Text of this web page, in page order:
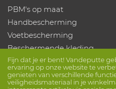
Fijn dat je er bent! Vandeputte
ervaring op onze website te
genieten van verschillende
veiligheidsmateriaal in je
PBM's op maat
Handbescherming
Voetbescherming
Beschermende kleding
Volg ons